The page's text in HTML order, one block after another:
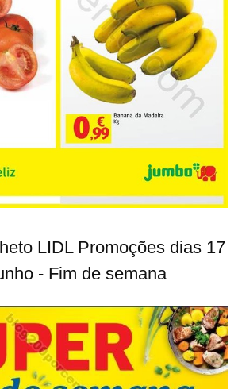
LIDL Promoções dias 17
- Fim de semana